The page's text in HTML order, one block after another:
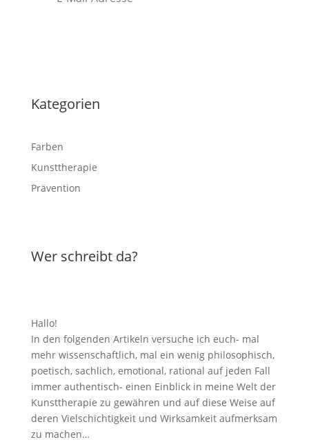
Kategorien
Farben
Kunsttherapie
Prävention
Wer schreibt da?
Hallo!
In den folgenden Artikeln versuche ich euch- mal
mehr wissenschaftlich, mal ein wenig philosophisch,
poetisch, sachlich, emotional, rational auf jeden Fall
immer authentisch- einen Einblick in meine Welt der
Kunsttherapie zu gewähren und auf diese Weise auf
deren Vielschichtigkeit und Wirksamkeit aufmerksam
zu machen…